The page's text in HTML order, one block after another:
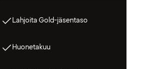
Lahjoita Gold-jäsentaso
Huonetakuu